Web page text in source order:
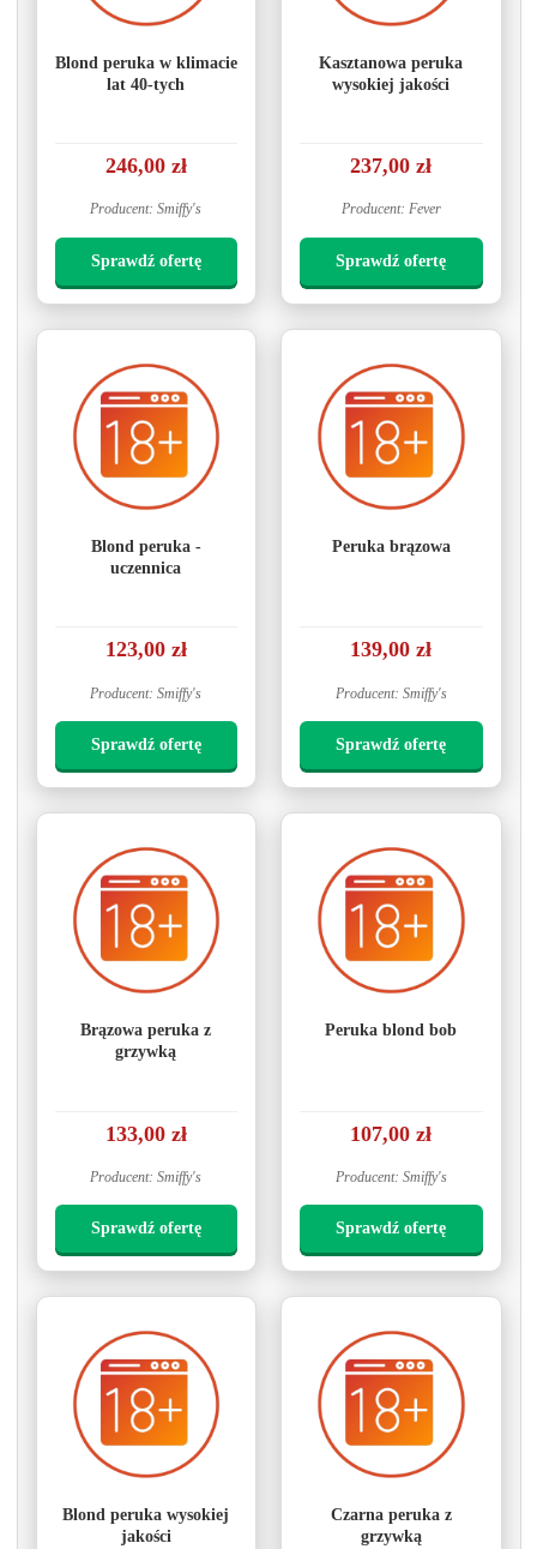
Blond peruka w klimacie
lat 40-tych
246,00 zł
Producent: Smiffy's
Sprawdź ofertę
Kasztanowa peruka
wysokiej jakości
237,00 zł
Producent: Fever
Sprawdź ofertę
Blond peruka -
uczennica
123,00 zł
Producent: Smiffy's
Sprawdź ofertę
Peruka brązowa
139,00 zł
Producent: Smiffy's
Sprawdź ofertę
Brązowa peruka z
grzywką
133,00 zł
Producent: Smiffy's
Sprawdź ofertę
Peruka blond bob
107,00 zł
Producent: Smiffy's
Sprawdź ofertę
Blond peruka wysokiej
jakości
Czarna peruka z
grzywką